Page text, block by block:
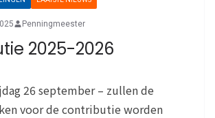
Penningmeester
2025-2026
26 september – zullen de
voor de contributie worden